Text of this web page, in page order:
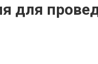
для